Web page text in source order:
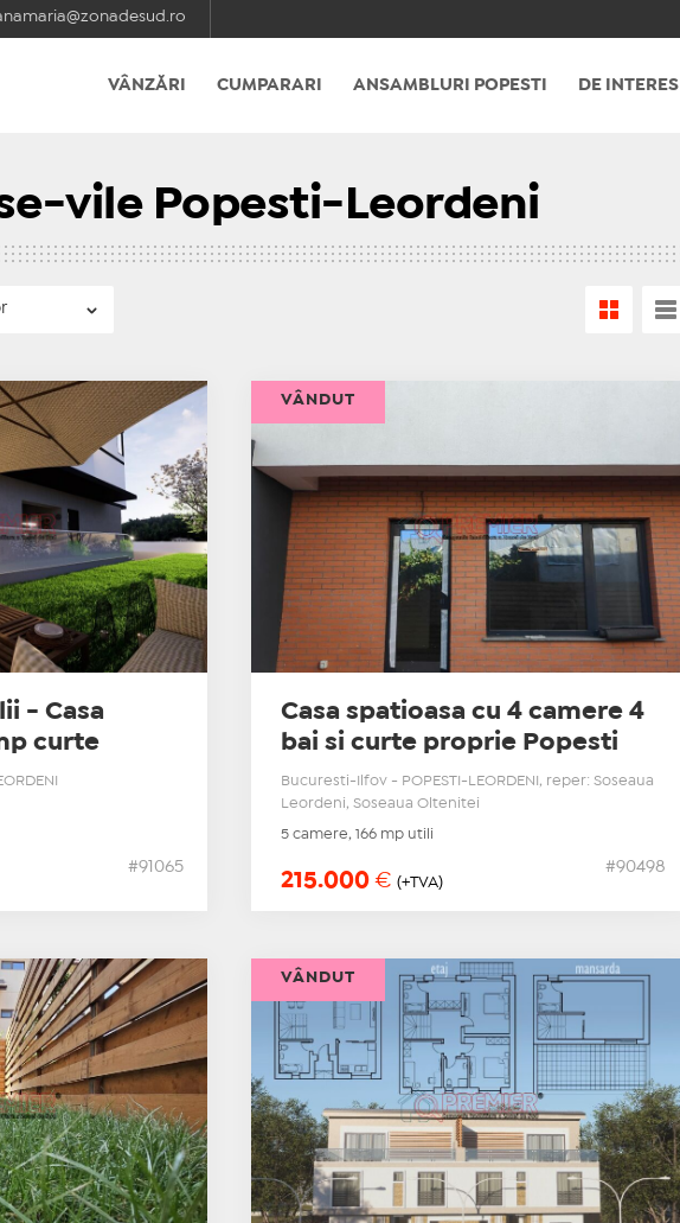
VÂNZĂRI CUMPARARI ANSAMBLURI POPESTI DE INTERES
vile Popesti-Leordeni
- Casa
curte
#91065
Casa spatioasa cu 4 camere 4
bai si curte proprie Popesti
Bucuresti-Ilfov - POPESTI-LEORDENI, reper: Soseaua
Leordeni, Soseaua Oltenitei
5 camere, 166 mp utili
215.000€ (+TVA)
#90498
VÂNDUT
VÂNDUT